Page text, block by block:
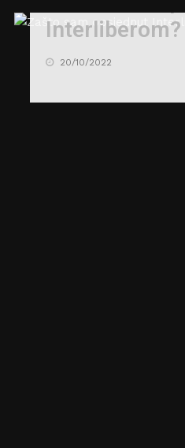
Interliberom?
20/10/2022